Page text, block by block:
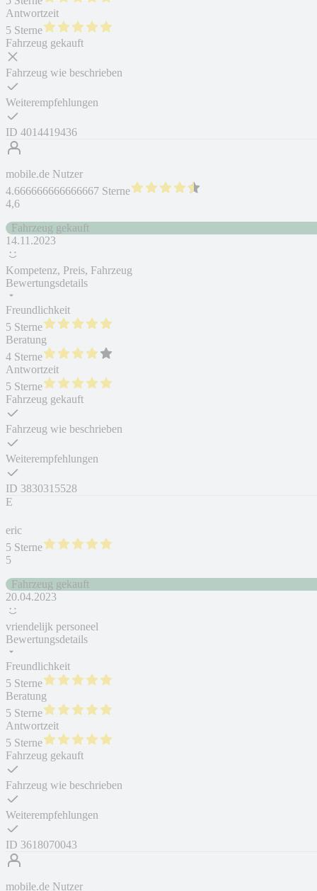
Antwortzeit
5 Sterne
Fahrzeug gekauft
Fahrzeug wie beschrieben
Weiterempfehlungen
ID 4014419436
mobile.de Nutzer
4.666666666666667 Sterne
4,6
Fahrzeug gekauft
14.11.2023
Kompetenz, Preis, Fahrzeug
Bewertungsdetails
Freundlichkeit
5 Sterne
Beratung
4 Sterne
Antwortzeit
5 Sterne
Fahrzeug gekauft
Fahrzeug wie beschrieben
Weiterempfehlungen
ID 3830315528
E
eric
5 Sterne
5
Fahrzeug gekauft
20.04.2023
vriendelijk personeel
Bewertungsdetails
Freundlichkeit
5 Sterne
Beratung
5 Sterne
Antwortzeit
5 Sterne
Fahrzeug gekauft
Fahrzeug wie beschrieben
Weiterempfehlungen
ID 3618070043
mobile.de Nutzer